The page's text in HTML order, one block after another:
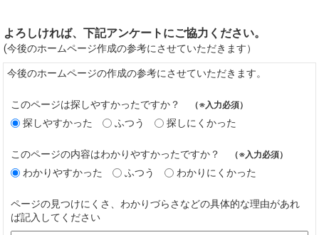
よろしければ、下記アンケートにご協力ください。
(今後のホームページ作成の参考にさせていただきます）
今後のホームページの作成の参考にさせていただきます。
このページは探しやすかったですか？ （※入力必須）
探しやすかった ふつう 探しにくかった
このページの内容はわかりやすかったですか？ （※入力必須）
わかりやすかった ふつう わかりにくかった
ページの見つけにくさ、わかりづらさなどの具体的な理由があれ
ば記入してください